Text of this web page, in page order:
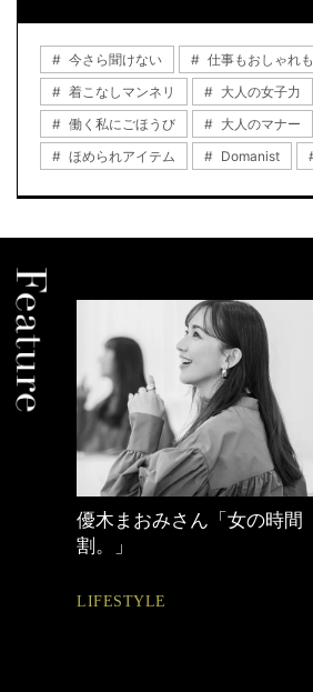
今さら聞けない 仕事もおしゃれも
着こなしマンネリ
大人の女子力
働く私にごほうび
大人のマナー
ほめられアイテム
Domanist
優木まおみさん「女の時間
割。」
LIFESTYLE